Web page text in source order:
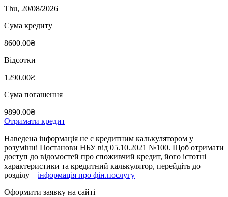
Thu, 20/08/2026
Сума кредиту
8600.00₴
Відсотки
1290.00₴
Сума погашення
9890.00₴
Отримати кредит
Наведена інформація не є кредитним калькулятором у
розумінні Постанови НБУ від 05.10.2021 №100. Щоб отримати
доступ до відомостей про споживчий кредит, його істотні
характеристики та кредитний калькулятор, перейдіть до
розділу – інформація про фін.послугу
Оформити заявку на сайті